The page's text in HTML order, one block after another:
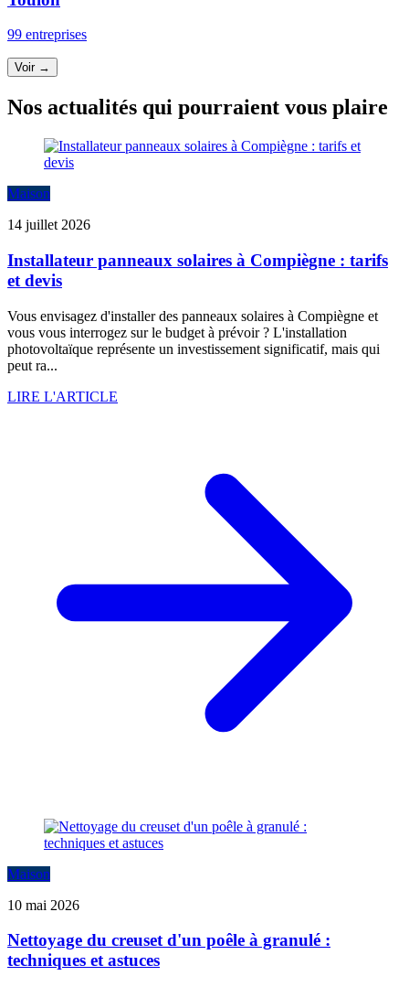
99 entreprises
Voir →
Nos actualités qui pourraient vous plaire
Maison
14 juillet 2026
Installateur panneaux solaires à Compiègne : tarifs
et devis
Vous envisagez d'installer des panneaux solaires à Compiègne et
vous vous interrogez sur le budget à prévoir ? L'installation
photovoltaïque représente un investissement significatif, mais qui
peut ra...
LIRE L'ARTICLE
Maison
10 mai 2026
Nettoyage du creuset d'un poêle à granulé :
techniques et astuces